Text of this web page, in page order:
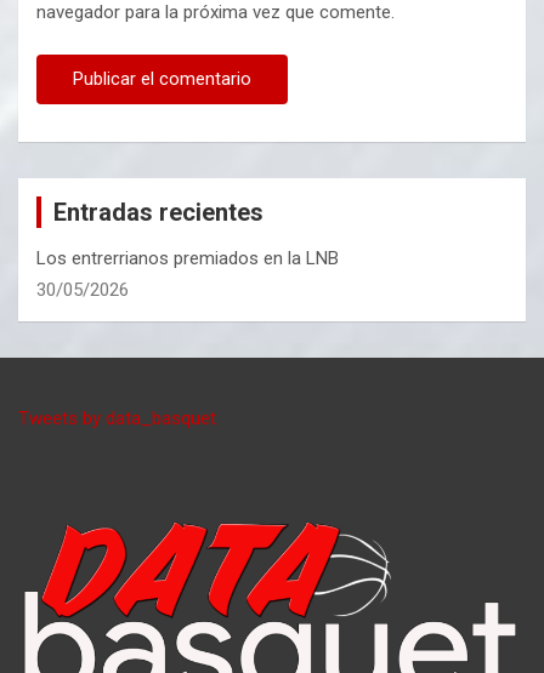
navegador para la próxima vez que comente.
Entradas recientes
Los entrerrianos premiados en la LNB
30/05/2026
Tweets by data_basquet